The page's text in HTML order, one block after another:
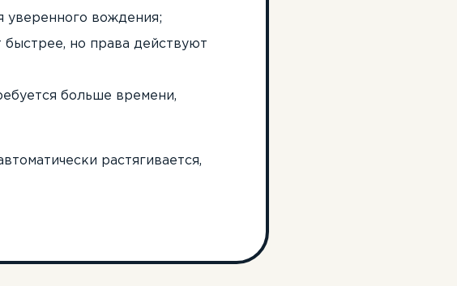
уверенного вождения;
но права действуют
больше времени,
растягивается,